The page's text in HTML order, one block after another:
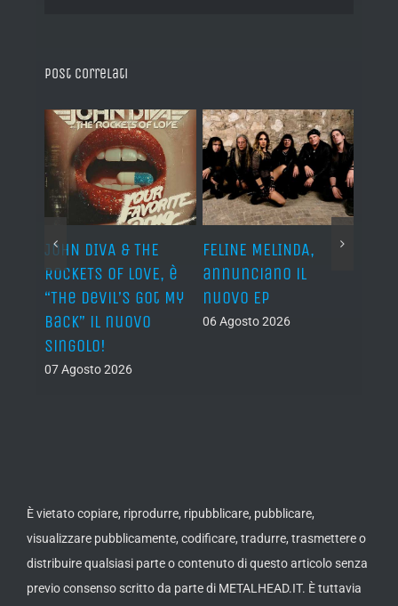
Post correlati
JOHN DIVA & THE
ROCKETS OF LOVE, è
“The Devil’s Got My
Back” il nuovo
singolo!
07 Agosto 2026
FELINE MELINDA,
annunciano il
nuovo EP
06 Agosto 2026
È vietato copiare, riprodurre, ripubblicare, pubblicare,
visualizzare pubblicamente, codificare, tradurre, trasmettere o
distribuire qualsiasi parte o contenuto di questo articolo senza
previo consenso scritto da parte di METALHEAD.IT. È tuttavia